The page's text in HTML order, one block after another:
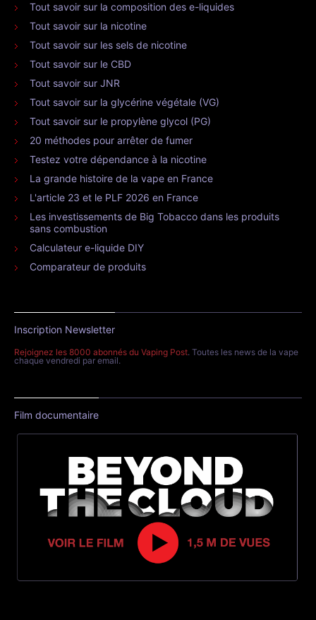
Tout savoir sur la composition des e-liquides
Tout savoir sur la nicotine
Tout savoir sur les sels de nicotine
Tout savoir sur le CBD
Tout savoir sur JNR
Tout savoir sur la glycérine végétale (VG)
Tout savoir sur le propylène glycol (PG)
20 méthodes pour arrêter de fumer
Testez votre dépendance à la nicotine
La grande histoire de la vape en France
L'article 23 et le PLF 2026 en France
Les investissements de Big Tobacco dans les produits
sans combustion
Calculateur e-liquide DIY
Comparateur de produits
Inscription Newsletter
Rejoignez les 8000 abonnés du Vaping Post. Toutes les news de la vape
chaque vendredi par email.
Film documentaire